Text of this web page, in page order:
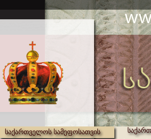
საქართველოს სამეფოსათვის